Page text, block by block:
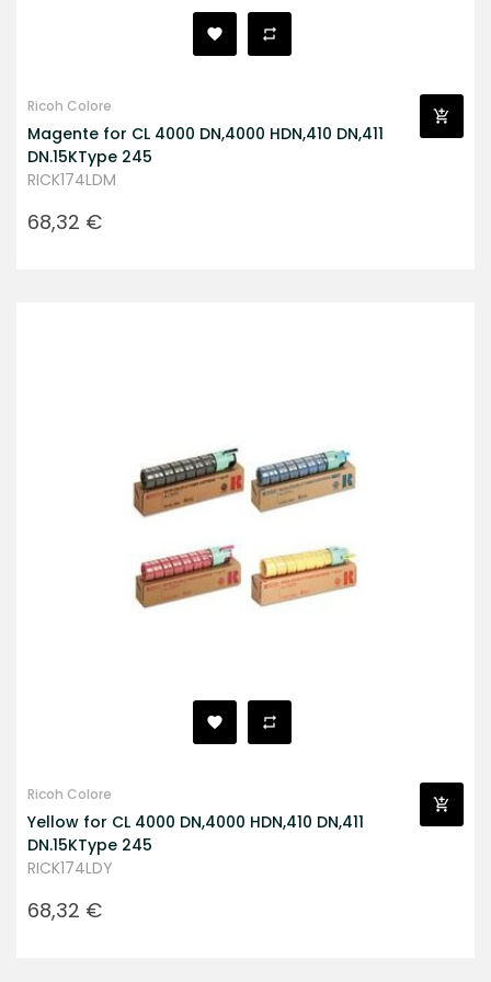
Ricoh Colore
Magente for CL 4000 DN,4000 HDN,410 DN,411
DN.15KType 245
RICK174LDM
Prezzo
68,32 €
Ricoh Colore
Yellow for CL 4000 DN,4000 HDN,410 DN,411
DN.15KType 245
RICK174LDY
Prezzo
68,32 €